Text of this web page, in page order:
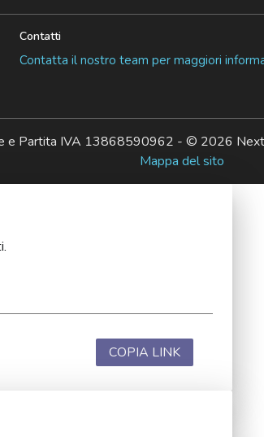
Contatti
Contatta il nostro team per maggiori
e Partita IVA 13868590962 - © 2026
Mappa del sito
COPIA LINK